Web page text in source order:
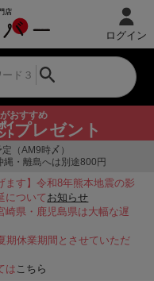
おすすめ
プレゼント
ログイン
（AM9時〆）
縄・離島へは別途800円
ます】令和8年熊本地震の影
についてお知らせ
県・鹿児島県は大幅な遅
期休業期間とさせていただ
はこちら